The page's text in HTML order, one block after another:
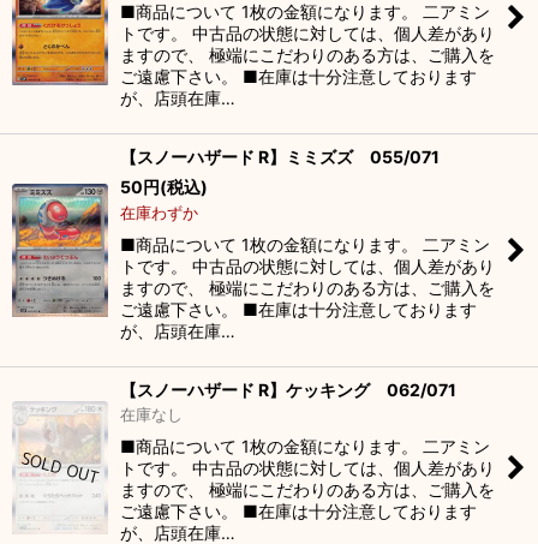
■商品について 1枚の金額になります。 二アミン
トです。 中古品の状態に対しては、個人差があり
ますので、 極端にこだわりのある方は、ご購入を
ご遠慮下さい。 ■在庫は十分注意しております
が、店頭在庫…
【スノーハザード R】ミミズズ 055/071
50円(税込)
在庫わずか
■商品について 1枚の金額になります。 二アミン
トです。 中古品の状態に対しては、個人差があり
ますので、 極端にこだわりのある方は、ご購入を
ご遠慮下さい。 ■在庫は十分注意しております
が、店頭在庫…
【スノーハザード R】ケッキング 062/071
在庫なし
■商品について 1枚の金額になります。 二アミン
トです。 中古品の状態に対しては、個人差があり
ますので、 極端にこだわりのある方は、ご購入を
ご遠慮下さい。 ■在庫は十分注意しております
が、店頭在庫…